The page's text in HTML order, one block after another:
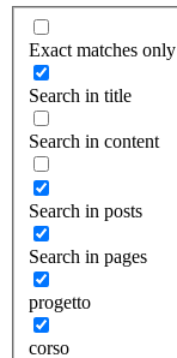
Exact matches only
Search in title
Search in content
Search in posts
Search in pages
progetto
corso